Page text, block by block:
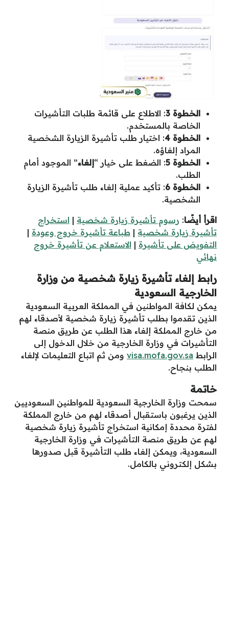
الخطوة 3
: الاطلاع على قائمة طلبات التأشيرات
الخاصة بالمستخدم.
الخطوة 4
: اختيار طلب تأشيرة الزيارة الشخصية
المراد إلغاؤه.
الخطوة 5
: الضغط على خيار “إلغاء” الموجود أمام
الطلب.
الخطوة 6
: تأكيد عملية إلغاء طلب تأشيرة الزيارة
الشخصية.
اقرأ أيضًا: رسوم تأشيرة زيارة شخصية | استخراج
تأشيرة زيارة شخصية | طباعة تأشيرة خروج وعودة |
التفويض على تأشيرة | الاستعلام عن تأشيرة خروج
نهائي
رابط إلغاء تأشيرة زيارة شخصية من وزارة
الخارجية السعودية
يمكن لكافة المواطنين في المملكة العربية السعودية
الذين تقدموا بطلب تأشيرة زيارة شخصية لأصدقاء لهم
من خارج المملكة إلغاء هذا الطلب عن طريق منصة
التأشيرات في وزارة الخارجية من خلال الدخول إلى
الرابط visa.mofa.gov.sa ومن ثم اتباع التعليمات لإلغاء
الطلب بنجاح.
خاتمة
سمحت وزارة الخارجية السعودية للمواطنين السعوديين
الذين يرغبون باستقبال أصدقاء لهم من خارج المملكة
لفترة محددة إمكانية استخراج تأشيرة زيارة شخصية
لهم عن طريق منصة التأشيرات في وزارة الخارجية
السعودية، ويمكن إلغاء طلب التأشيرة قبل صدورها
بشكل إلكتروني بالكامل.